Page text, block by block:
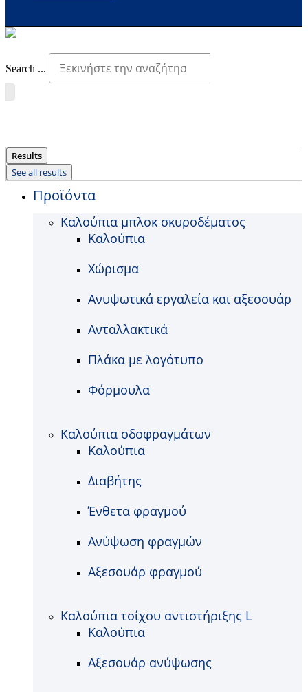
Search ...
Results
See all results
Προϊόντα
Καλούπια μπλοκ σκυροδέματος
Καλούπια
Χώρισμα
Ανυψωτικά εργαλεία και αξεσουάρ
Ανταλλακτικά
Πλάκα με λογότυπο
Φόρμουλα
Καλούπια οδοφραγμάτων
Καλούπια
Διαβήτης
Ένθετα φραγμού
Ανύψωση φραγμών
Αξεσουάρ φραγμού
Καλούπια τοίχου αντιστήριξης L
Καλούπια
Αξεσουάρ ανύψωσης